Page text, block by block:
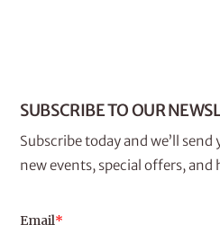
SUBSCRIBE TO OUR
Subscribe today and we’ll
new events, special offers,